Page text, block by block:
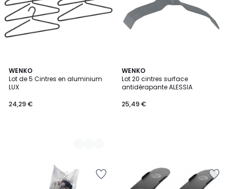
WENKO
Lot de 5 Cintres en aluminium
LUX
24,29 €
2
Couleurs
WENKO
Lot 20 cintres surface
antidérapante ALESSIA
25,49 €